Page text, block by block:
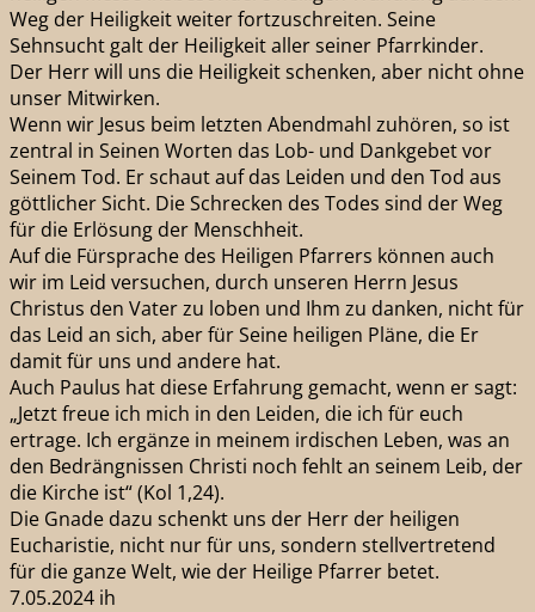
Weg der Heiligkeit weiter fortzuschreiten. Seine
Sehnsucht galt der Heiligkeit aller seiner Pfarrkinder.
Der Herr will uns die Heiligkeit schenken, aber nicht ohne
unser Mitwirken.
Wenn wir Jesus beim letzten Abendmahl zuhören, so ist
zentral in Seinen Worten das Lob- und Dankgebet vor
Seinem Tod. Er schaut auf das Leiden und den Tod aus
göttlicher Sicht. Die Schrecken des Todes sind der Weg
für die Erlösung der Menschheit.
Auf die Fürsprache des Heiligen Pfarrers können auch
wir im Leid versuchen, durch unseren Herrn Jesus
Christus den Vater zu loben und Ihm zu danken, nicht für
das Leid an sich, aber für Seine heiligen Pläne, die Er
damit für uns und andere hat.
Auch Paulus hat diese Erfahrung gemacht, wenn er sagt:
„Jetzt freue ich mich in den Leiden, die ich für euch
ertrage. Ich ergänze in meinem irdischen Leben, was an
den Bedrängnissen Christi noch fehlt an seinem Leib, der
die Kirche ist“ (Kol 1,24).
Die Gnade dazu schenkt uns der Herr der heiligen
Eucharistie, nicht nur für uns, sondern stellvertretend
für die ganze Welt, wie der Heilige Pfarrer betet.
7.05.2024 ih